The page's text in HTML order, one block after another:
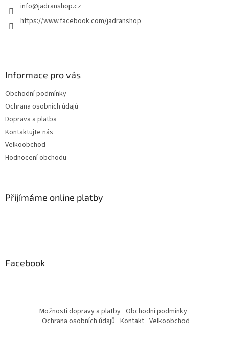
info@jadranshop.cz
https://www.facebook.com/jadranshop
Informace pro vás
Obchodní podmínky
Ochrana osobních údajů
Doprava a platba
Kontaktujte nás
Velkoobchod
Hodnocení obchodu
Přijímáme online platby
Facebook
Možnosti dopravy a platby Obchodní podmínky
Ochrana osobních údajů Kontakt Velkoobchod